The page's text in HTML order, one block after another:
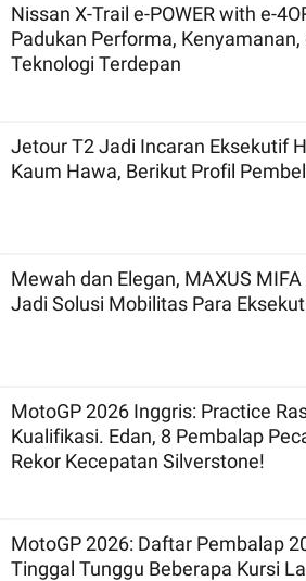
Nissan X-Trail e-POWER with e-
Padukan Performa, Kenyamanan,
Teknologi Terdepan
Jetour T2 Jadi Incaran Eksekutif
Kaum Hawa, Berikut Profil
Mewah dan Elegan, MAXUS MIFA
Jadi Solusi Mobilitas Para
MotoGP 2026 Inggris: Practice
Kualifikasi. Edan, 8 Pembalap
Rekor Kecepatan Silverstone!
MotoGP 2026: Daftar Pembalap
Tinggal Tunggu Beberapa Kursi